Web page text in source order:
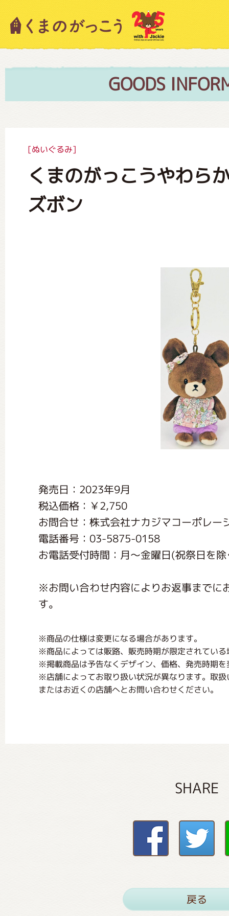
GOODS
[ぬいぐるみ]
くまのがっこうやわら
ズボン
発売日：2023年9月
税込価格：￥2,750
お問合せ：株式会社ナカジマコーポレー
電話番号：03-5875-0158
お電話受付時間：月〜金曜日(祝祭日を
※お問い合わせ内容によりお返事までに
す。
※商品の仕様は変更になる場合があります。
※商品によっては販路、販売時期が限定されてい
※掲載商品は予告なくデザイン、価格、発売時期
※店舗によってお取り扱い状況が異なります。取
またはお近くの店舗へとお問い合わせください。
SHARE
戻る
キャラクター紹介
絵本・作家紹介
グッズインフォメーション
ミュージカル・コンサート
おたのしみコンテンツ(クイズ・
くまのがっこう 家庭科部